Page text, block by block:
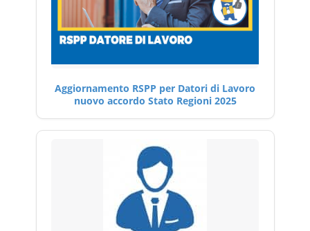
Aggiornamento RSPP per Datori di Lavoro
nuovo accordo Stato Regioni 2025